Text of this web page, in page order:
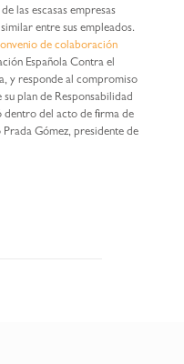
las escasas empresas
entre sus empleados.
de colaboración
Española Contra el
y responde al compromiso
plan de Responsabilidad
dentro del acto de firma de
Gómez, presidente de